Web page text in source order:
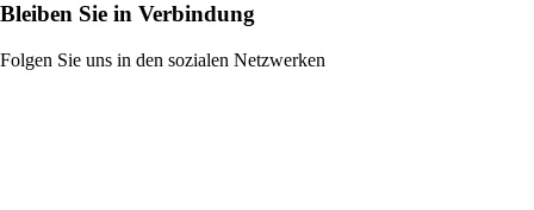
Bleiben Sie in Verbindung
Folgen Sie uns in den sozialen Netzwerken